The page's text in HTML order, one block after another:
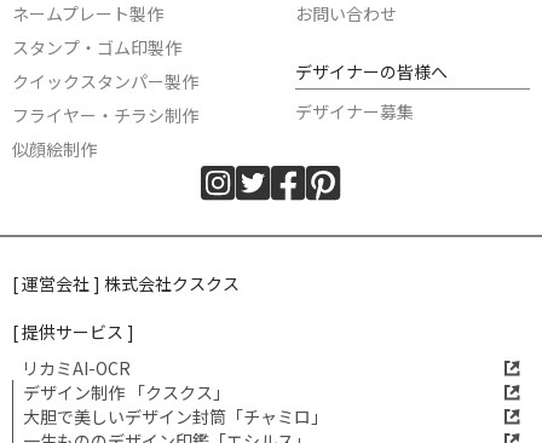
ネームプレート製作
スタンプ・ゴム印製作
クイックスタンパー製作
フライヤー・チラシ制作
似顔絵制作
お問い合わせ
デザイナーの皆様へ
デザイナー募集
[ 運営会社 ] 株式会社クスクス
[ 提供サービス ]
リカミAI-OCR
デザイン制作 「クスクス」
大胆で美しいデザイン封筒「チャミロ」